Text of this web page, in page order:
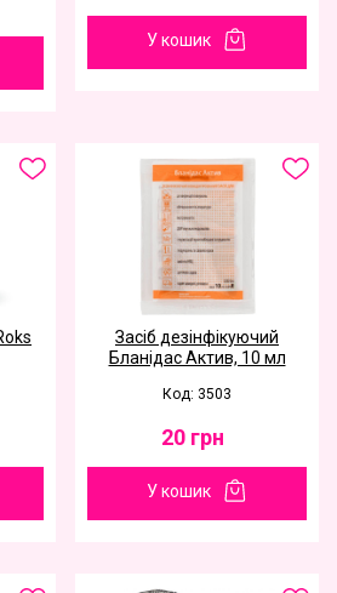
У кошик
Засіб дезінфікуючий
Бланідас Актив, 10 мл
Код: 3503
20 грн
У кошик